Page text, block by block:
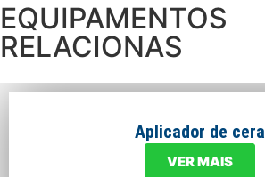
EQUIPAMENTOS
RELACIONAS
Aplicador de cera
VER MAIS